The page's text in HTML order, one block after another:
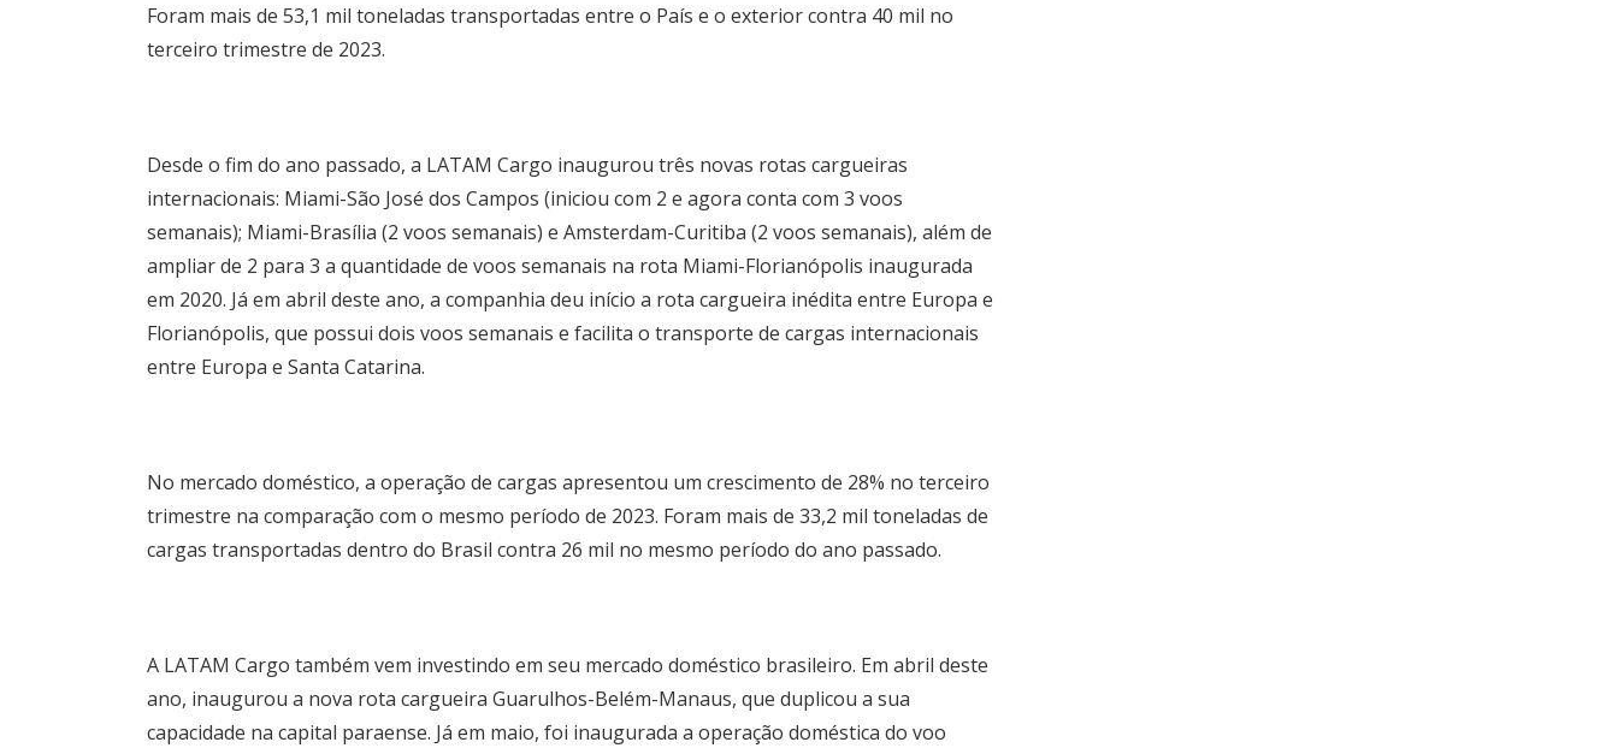
Foram mais de 53,1 mil toneladas transportadas entre o País e o exterior contra 40 mil no
terceiro trimestre de 2023.
Desde o fim do ano passado, a LATAM Cargo inaugurou três novas rotas cargueiras
internacionais: Miami-São José dos Campos (iniciou com 2 e agora conta com 3 voos
semanais); Miami-Brasília (2 voos semanais) e Amsterdam-Curitiba (2 voos semanais), além de
ampliar de 2 para 3 a quantidade de voos semanais na rota Miami-Florianópolis inaugurada
em 2020. Já em abril deste ano, a companhia deu início a rota cargueira inédita entre Europa e
Florianópolis, que possui dois voos semanais e facilita o transporte de cargas internacionais
entre Europa e Santa Catarina.
No mercado doméstico, a operação de cargas apresentou um crescimento de 28% no terceiro
trimestre na comparação com o mesmo período de 2023. Foram mais de 33,2 mil toneladas de
cargas transportadas dentro do Brasil contra 26 mil no mesmo período do ano passado.
A LATAM Cargo também vem investindo em seu mercado doméstico brasileiro. Em abril deste
ano, inaugurou a nova rota cargueira Guarulhos-Belém-Manaus, que duplicou a sua
capacidade na capital paraense. Já em maio, foi inaugurada a operação doméstica do voo